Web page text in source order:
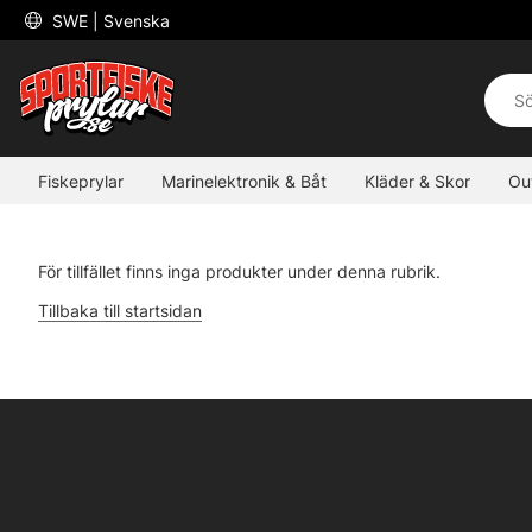
SWE | Svenska
Fiskeprylar Marinelektronik & Båt Kläder & Skor
För tillfället finns inga produkter under denna rubrik.
Tillbaka till startsidan